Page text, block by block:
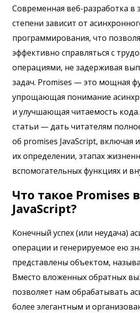
Современная веб-разработка в
степени зависит от
программирования, что
эффективно справляться с
операциями, не задерживая
задач. Promises — это мощная
упрощающая понимание
и улучшающая читаемость
статьи — дать читателям
об promises JavaScript,
их определении, этапах
вспомогательных функциях и
Что такое Promises в
JavaScript?
Конечный успех (или неудача)
операции и генерируемое ею
представлены объектом,
Вместо вложенных обратных
позволяет нам обрабатывать
более элегантным и